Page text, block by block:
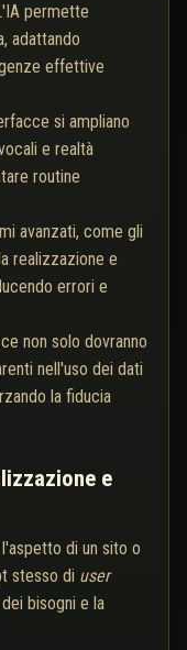
permette
adattando
effettive
si ampliano
e realtà
routine
avanzati, come gli
realizzazione e
errori e
non solo dovranno
nell'uso dei dati
la fiducia
e
di un sito o
stesso di user
bisogni e la